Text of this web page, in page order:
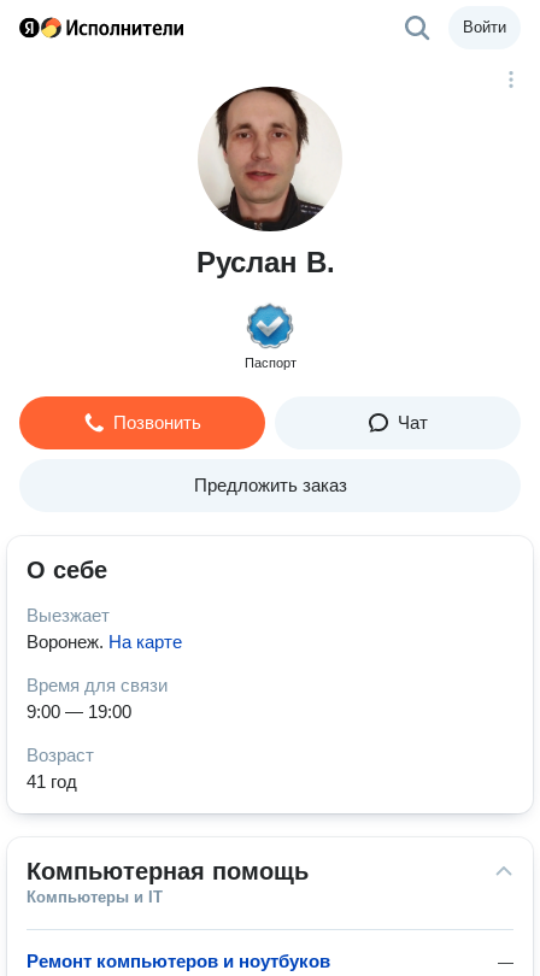
Войти
Руслан В.
Паспорт
Позвонить Чат
Предложить заказ
О себе
Выезжает
Воронеж. На карте
Время для связи
9:00 — 19:00
Возраст
41 год
Компьютерная помощь
Компьютеры и IT
—
Ремонт компьютеров и ноутбуков